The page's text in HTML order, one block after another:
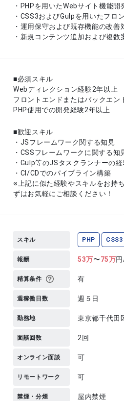
・PHPを用いたWebサイト機能開
・CSS3およびGulpを用いたフロ
・運用保守および既存機能の改善
・新規コンテンツ追加および複
必須スキル
Webディレクション経験2年以上
フロントエンドまたはバックエン
PHP使用での開発経験2年以上
歓迎スキル
・JSフレームワーク関する知見
・CSSフレームワークに関する知
・Gulp等のJSタスクランナーの
・CI/CDでのパイプライン構築
上記に似た経験やスキルをお持
ずはお気軽にご相談ください！
スキル PHP CSS3
報酬 53万〜75万
精算条件 有
週稼働日数 週５日
勤務地 東京都千代田
面談回数 2回
オンライン面談 可
リモートワーク 可
禁煙・分煙 屋内禁煙